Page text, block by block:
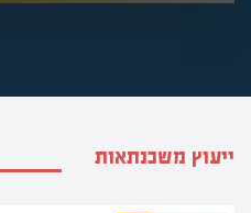
ייעוץ משכנתאות